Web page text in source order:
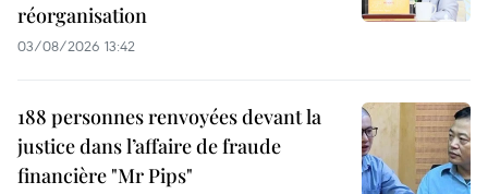
réorganisation
03/08/2026 13:42
188 personnes renvoyées devant la
justice dans l’affaire de fraude
financière "Mr Pips"